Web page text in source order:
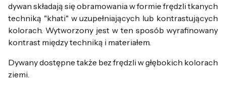
dywan składają się obramowania w formie frędzli tkanych
techniką "khati" w uzupełniających lub kontrastujących
kolorach. Wytworzony jest w ten sposób wyrafinowany
kontrast między techniką i materiałem.
Dywany dostępne także bez frędzli w głębokich kolorach
ziemi.